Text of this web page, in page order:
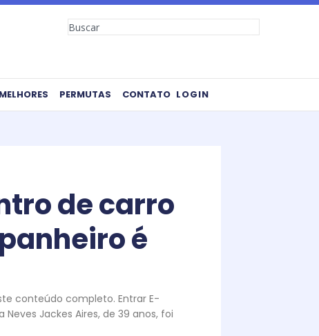
Search
MELHORES PERMUTAS CONTATO LOGIN
de carro
é
conteúdo completo. Entrar E-
Jackes Aires, de 39 anos, foi